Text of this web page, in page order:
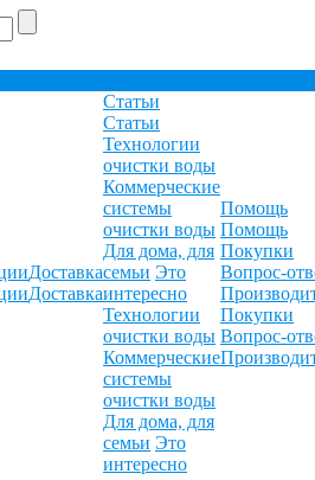
Доставка
Доставка
Статьи
Статьи
Технологии
очистки воды
Коммерческие
системы
очистки воды
Для дома, для
семьи Это
интересно
Технологии
очистки воды
Коммерческие
системы
очистки воды
Для дома, для
семьи Это
интересно
Помощь
Помощь
Покупки
Вопрос-
Покупки
Вопрос-